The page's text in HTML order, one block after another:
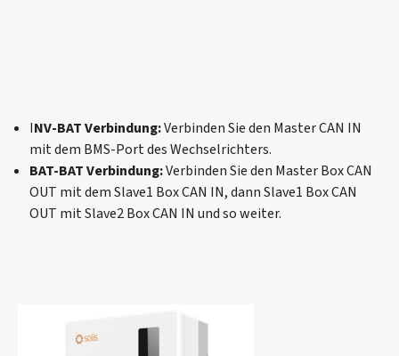
INV-BAT Verbindung:Verbinden Sie den Master CAN IN
mit dem BMS-Port des Wechselrichters.
BAT-BAT Verbindung:Verbinden Sie den Master Box CAN
OUT mit dem Slave1 Box CAN IN, dann Slave1 Box CAN
OUT mit Slave2 Box CAN IN und so weiter.